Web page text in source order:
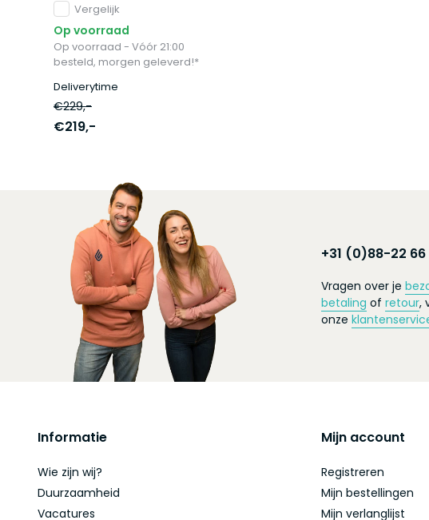
Vergelijk
Op voorraad
Op voorraad - Vóór 21:00
besteld, morgen geleverd!*
Deliverytime
€229,-
€219,-
+31 (0)88-22
Vragen over je
betaling of retour,
onze
Informatie
Wie zijn wij?
Duurzaamheid
Vacatures
Mijn account
Registreren
Mijn bestellingen
Mijn verlanglijst